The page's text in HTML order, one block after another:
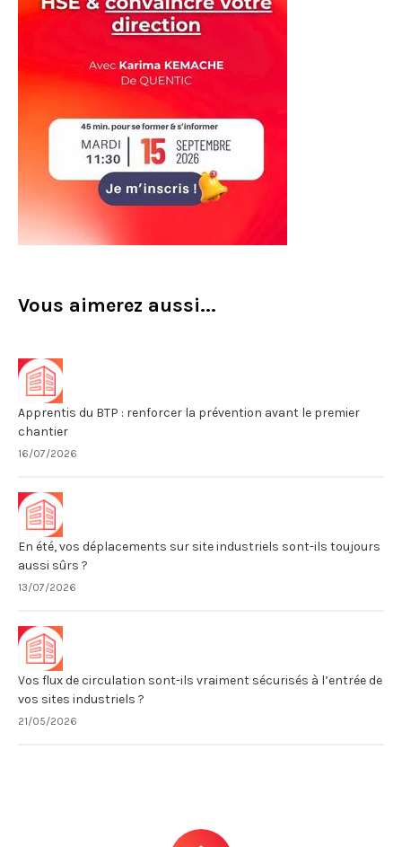
Vous aimerez aussi...
Apprentis du BTP : renforcer la prévention avant le premier
chantier
16/07/2026
En été, vos déplacements sur site industriels sont-ils toujours
aussi sûrs ?
13/07/2026
Vos flux de circulation sont-ils vraiment sécurisés à l’entrée de
vos sites industriels ?
21/05/2026